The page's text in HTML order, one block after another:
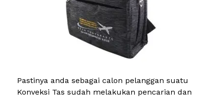
Pastinya anda sebagai calon pelanggan suatu
Konveksi Tas sudah melakukan pencarian dan